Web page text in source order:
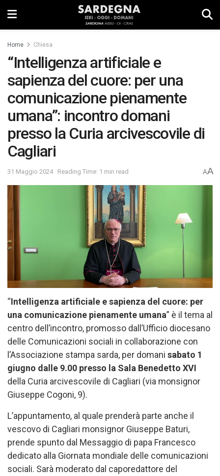
Home Chiesa
“Intelligenza artificiale e
sapienza del cuore: per una
comunicazione pienamente
umana”: incontro domani
presso la Curia arcivescovile di
Cagliari
31 Maggio 2024 Reading Time: 1 min read AA
“Intelligenza artificiale e sapienza del cuore: per
una comunicazione pienamente umana” è il tema al
centro dell’incontro, promosso dall’Ufficio diocesano
delle Comunicazioni sociali in collaborazione con
l’Associazione stampa sarda, per domani sabato 1
giugno dalle 9.00 presso la Sala Benedetto XVI
della Curia arcivescovile di Cagliari (via monsignor
Giuseppe Cogoni, 9).
L’appuntamento, al quale prenderà parte anche il
vescovo di Cagliari monsignor Giuseppe Baturi,
prende spunto dal Messaggio di papa Francesco
dedicato alla Giornata mondiale delle comunicazioni
sociali. Sarà moderato dal caporedattore del